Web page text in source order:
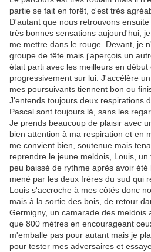
partie se fait en forêt, c'est très
D'autant que nous retrouvons
très bonnes sensations aujourd'hui,
me mettre dans le rouge. Devant, je
groupe de tête mais j'aperçois un
était parti avec les meilleurs en
progressivement sur lui. J'accélère
mes poursuivants tiennent bon ou
J'entends toujours deux respirations
Pascal sont toujours là, sans les
Je prends beaucoup de plaisir avec
bien attention à ma respiration et en
me convient bien, soutenue mais
reprendre le jeune meldois, Louis,
peu baissé de rythme après avoir
mené par les deux frères du sud qui
Louis s'accroche à mes côtés donc
mais à la sortie des bois, de retour
Germigny, un camarade des meldois
que 800 mètres en encourageant
m'emballe pas pour autant mais je
pour tester mes adversaires et